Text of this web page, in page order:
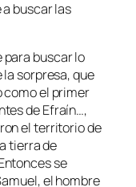
buscar las
para buscar lo
sorpresa, que
como el primer
de Efraín…,
el territorio de
tierra de
se
el hombre